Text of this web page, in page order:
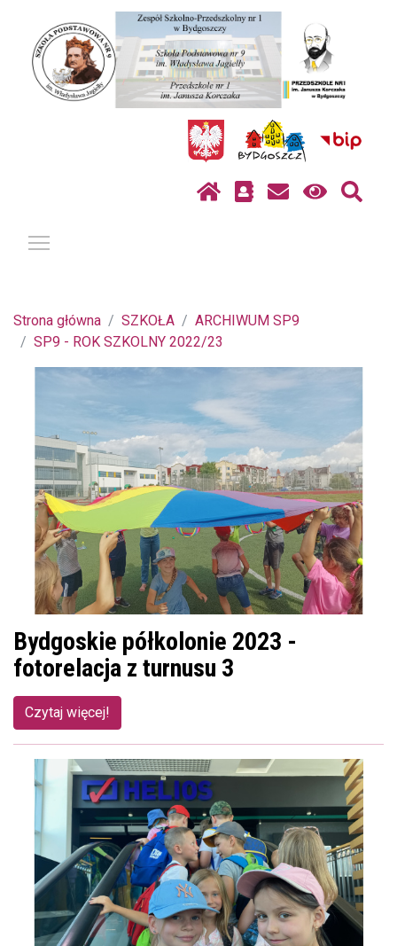
Strona główna SZKOŁA
ARCHIWUM SP9
SP9 - ROK SZKOLNY 2022/23
Bydgoskie półkolonie 2023 -
fotorelacja z turnusu 3
Czytaj więcej!